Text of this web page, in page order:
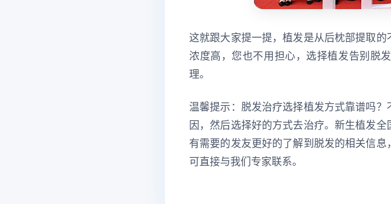
这就跟大家提一提，植发是从后枕部提取
浓度高，您也不用担心，选择植发告别脱
理。
温馨提示：脱发治疗选择植发方式靠谱吗
因，然后选择好的方式去治疗。新生植发
有需要的发友更好的了解到脱发的相关信
可直接与我们专家联系。